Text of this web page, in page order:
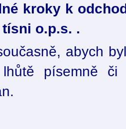
kroky k
o.p.s. .
abych
písemně či